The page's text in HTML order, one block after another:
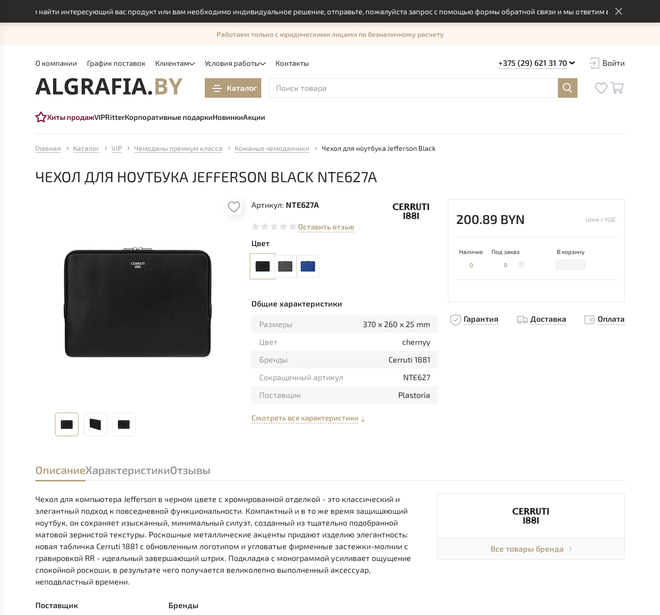
найти интересующий вас продукт или вам необходимо индивидуальное решение, отправьте, пожалуйста запрос с помощью формы обратной связи и мы ответим вам в оптимальный
О компании График поставок Клиентам Условия работы Контакты
Работаем только с юридическими лицами по безналичному расчету
+375 (29) 621 31 70 Войти
Каталог
Хиты продажVIPRitterКорпоративные подаркиНовинкиАкции
Главная Каталог VIP Чемоданы премиум класса Кожаные чемоданчики Чехол для ноутбука Jefferson Black
ЧЕХОЛ ДЛЯ НОУТБУКА JEFFERSON BLACK NTE627A
Артикул: NTE627A
Оставить отзыв
Цвет
Общие характеристики
Размеры
370 x 260 x 25 mm
Цвет
chernyy
Бренды
Cerruti 1881
Сокращенный артикул
NTE627
Поставщик
Plastoria
Смотреть все характеристики
200.89 BYN Цена с НДС
Наличие Под заказ
В корзину
0
0
Гарантия Доставка Оплата
ОписаниеХарактеристикиОтзывы
Чехол для компьютера Jefferson в черном цвете с хромированной отделкой - это классический и
элегантный подход к повседневной функциональности. Компактный и в то же время защищающий
ноутбук, он сохраняет изысканный, минимальный силуэт, созданный из тщательно подобранной
матовой зернистой текстуры. Роскошные металлические акценты придают изделию элегантность:
новая табличка Cerruti 1881 с обновленным логотипом и угловатые фирменные застежки-молнии с
гравировкой RR - идеальный завершающий штрих. Подкладка с монограммой усиливает ощущение
спокойной роскоши, в результате чего получается великолепно выполненный аксессуар,
неподвластный времени.
Поставщик
Бренды
Все товары бренда